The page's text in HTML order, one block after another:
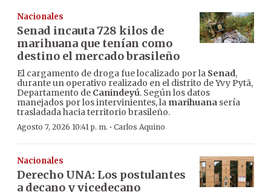
Nacionales
Senad incauta 728 kilos de
marihuana que tenían como
destino el mercado brasileño
El cargamento de droga fue localizado por la Senad,
durante un operativo realizado en el distrito de Yvy Pytã,
Departamento de Canindeyú. Según los datos
manejados por los intervinientes, la marihuana sería
trasladada hacia territorio brasileño.
Agosto 7, 2026 10:41 p. m. · Carlos Aquino
Nacionales
Derecho UNA: Los postulantes
a decano y vicedecano